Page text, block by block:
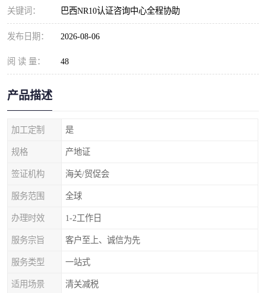
关键词： 巴西NR10认证咨询中心全程协助
发布日期： 2026-08-06
阅 读 量： 48
产品描述
加工定制 是
规格 产地证
签证机构 海关/贸促会
服务范围 全球
办理时效 1-2工作日
服务宗旨 客户至上、诚信为先
服务类型 一站式
适用场景 清关减税